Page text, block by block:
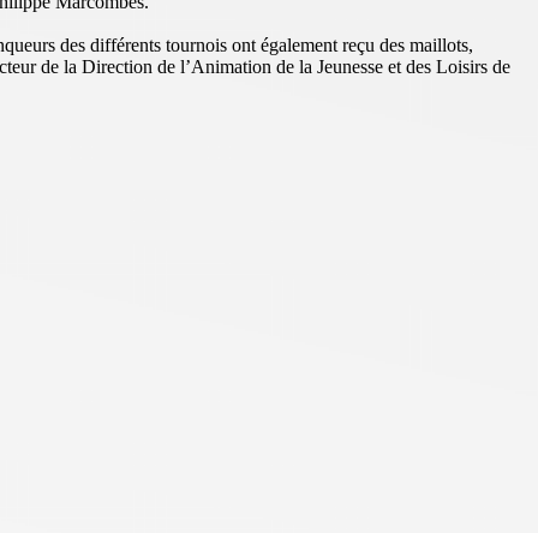
des différents tournois ont également reçu des maillots,
de la Direction de l’Animation de la Jeunesse et des Loisirs de